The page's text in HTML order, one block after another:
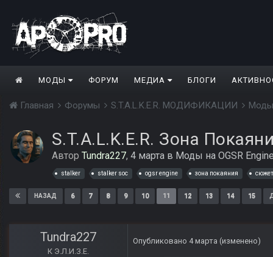
МОДЫ ФОРУМ МЕДИА БЛОГИ
Главная Форумы S.T.A.L.K.E.R. МОДИФИКАЦИИ
S.T.A.L.K.E.R. Зона
Автор Tundra227, 4 марта в Моды на OGSR
stalker stalker soc ogsr engine зона покаяния
НАЗАД 6 7 8 9 10 11 12 13 14 15
Tundra227
К Э.Л.И.З.Е.
Опубликовано 4 марта (изменено)